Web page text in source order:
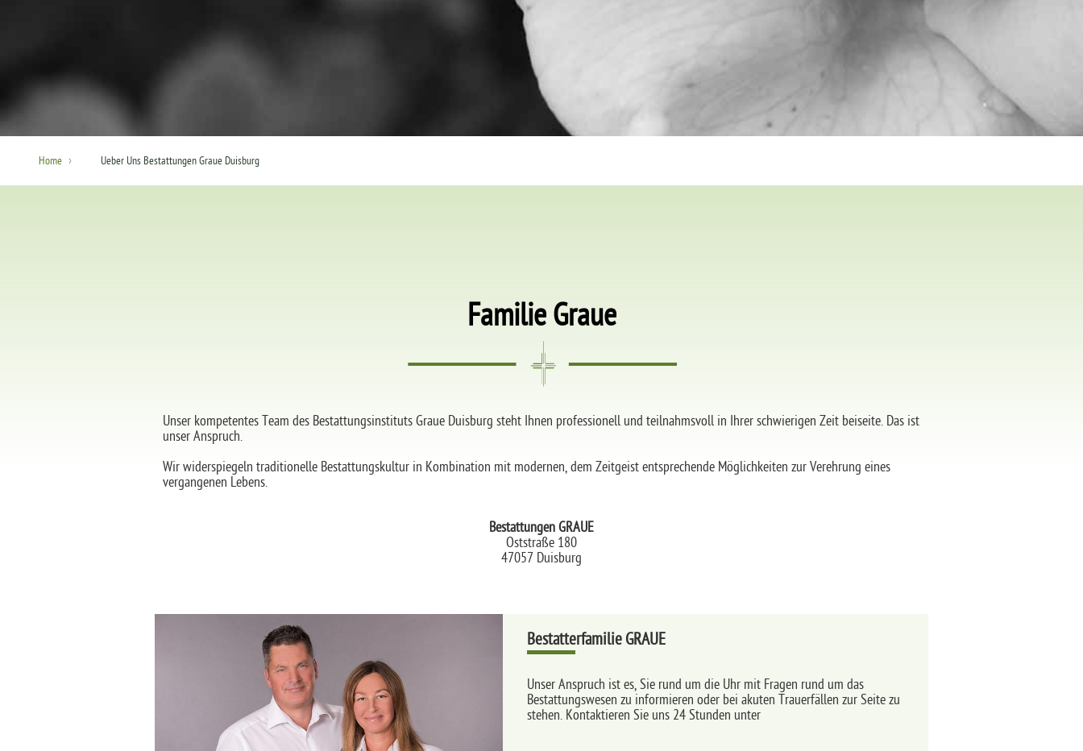
Home › Ueber Uns Bestattungen Graue Duisburg
Familie Graue
Unser kompetentes Team des Bestattungsinstituts Graue Duisburg steht Ihnen professionell und teilnahmsvoll in Ihrer schwierigen Zeit beiseite. Das ist
unser Anspruch.
Wir widerspiegeln traditionelle Bestattungskultur in Kombination mit modernen, dem Zeitgeist entsprechende Möglichkeiten zur Verehrung eines
vergangenen Lebens.
Bestattungen GRAUE
Oststraße 180
47057 Duisburg
Bestatterfamilie GRAUE
Unser Anspruch ist es, Sie rund um die Uhr mit Fragen rund um das
Bestattungswesen zu informieren oder bei akuten Trauerfällen zur Seite zu
stehen. Kontaktieren Sie uns 24 Stunden unter